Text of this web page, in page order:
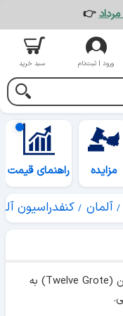
👉
ورود | ثبت‌نام سبد خرید
مزایده راهنمای قیمت
آلمان کنفدراسیون
معرفی و مشخصات سکه 12 گروت از برمن (Twelve Grote) به